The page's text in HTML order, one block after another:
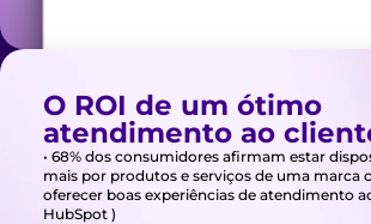
O ROI de um ótimo
atendimento ao
• 68% dos consumidores afirmam estar
mais por produtos e serviços de uma marca
oferecer boas experiências de atendimento
HubSpot )